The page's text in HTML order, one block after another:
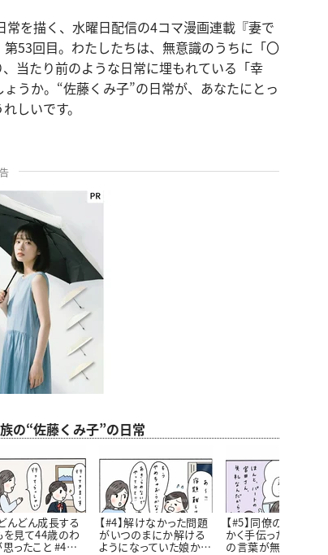
を描く、水曜日配信の4コマ漫画連載『妻で
53回目。わたしたちは、無意識のうちに「〇
当たり前のような日常に埋もれている「幸
うか。“佐藤くみ子”の日常が、あなたにとっ
しいです。
の“佐藤くみ子”の日常
どんどん成長する
を見て44歳のわ
ったこと #4コ
【#4】解けなかった問題
がいつのまにか解ける
ようになっていた娘から
【#5】同僚の仕事をせっ
かく手伝ったのに感謝
の言葉が無い…！娘に